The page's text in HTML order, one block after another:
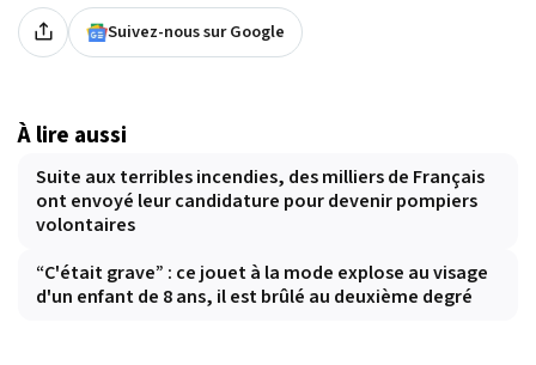
Suivez-nous sur Google
À lire aussi
Suite aux terribles incendies, des milliers de Français
ont envoyé leur candidature pour devenir pompiers
volontaires
“C'était grave” : ce jouet à la mode explose au visage
d'un enfant de 8 ans, il est brûlé au deuxième degré